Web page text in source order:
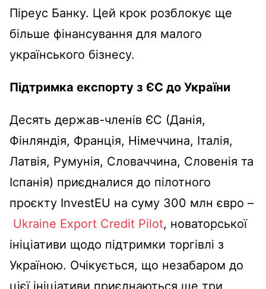
Піреус Банку. Цей крок розблокує ще
більше фінансування для малого
українського бізнесу.
Підтримка експорту з ЄС до України
Десять держав-членів ЄС (Данія,
Фінляндія, Франція, Німеччина, Італія,
Латвія, Румунія, Словаччина, Словенія та
Іспанія) приєдналися до пілотного
проєкту InvestEU на суму 300 млн євро –
Ukraine Export Credit Pilot, новаторської
ініціативи щодо підтримки торгівлі з
Україною. Очікується, що незабаром до
цієї ініціативи приєднаються ще три